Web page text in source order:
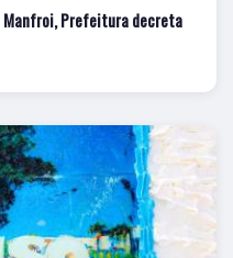
Manfroi, Prefeitura decreta